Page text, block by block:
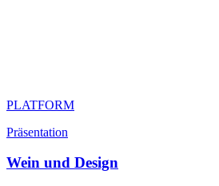
PLATFORM
Präsentation
Wein und Design